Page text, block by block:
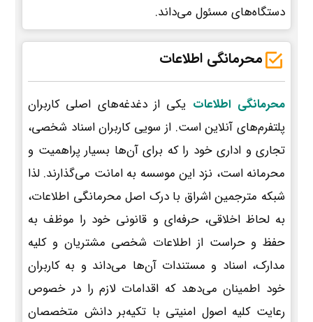
دستگاه‌های مسئول می‌داند.
محرمانگی اطلاعات
محرمانگی اطلاعات یکی از دغدغه‌های اصلی کاربران
پلتفرم‌های آنلاین است. از سویی کاربران اسناد شخصی،
تجاری و اداری خود را که برای آن‌ها بسیار پراهمیت و
محرمانه است، نزد این موسسه به امانت می‌گذارند. لذا
شبکه مترجمین اشراق با درک اصل محرمانگی اطلاعات،
به لحاظ اخلاقی، حرفه‌ای و قانونی خود را موظف به
حفظ و حراست از اطلاعات شخصی مشتریان و کلیه
مدارک، اسناد و مستندات آن‌ها می‌داند و به کاربران
خود اطمینان می‌دهد که اقدامات لازم را در خصوص
رعایت کلیه اصول امنیتی با تکیه‌بر دانش متخصصان